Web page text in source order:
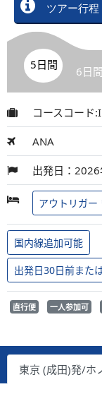
ツアー行程
5日間 6日間
コースコード
ANA
出発日：
アウトリガー
国内線追加可能
出発日30日前また
直行便 一人参加可
東京 (成田)発/ホ